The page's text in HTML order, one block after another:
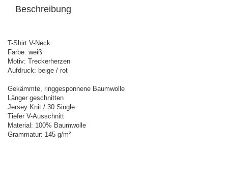
Beschreibung
T-Shirt V-Neck
Farbe: weiß
Motiv: Treckerherzen
Aufdruck: beige / rot
Gekämmte, ringgesponnene Baumwolle
Länger geschnitten
Jersey Knit / 30 Single
Tiefer V-Ausschnitt
Material: 100% Baumwolle
Grammatur: 145 g/m²